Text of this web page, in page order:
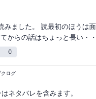
みました。 読最初のほうは
からの話はちょっと長い・・
0
ログ
ネタバレを含みます。